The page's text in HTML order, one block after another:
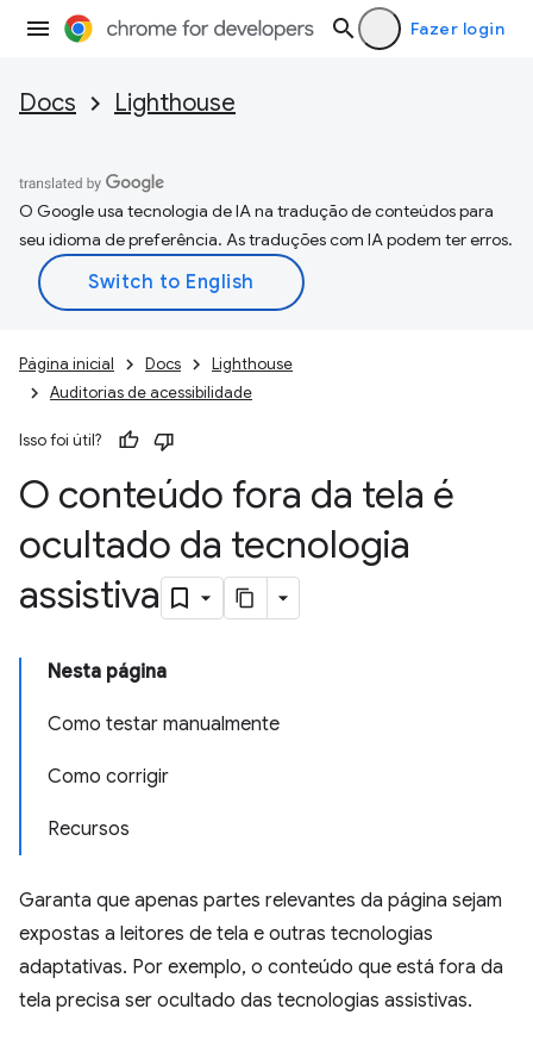
Fazer login
Docs Lighthouse
O Google usa tecnologia de IA na tradução de conteúdos para
seu idioma de preferência. As traduções com IA podem ter erros.
Página inicial Docs
Lighthouse
Auditorias de acessibilidade
Isso foi útil?
O conteúdo fora da tela é
ocultado da tecnologia
assistiva
Nesta página
Como testar manualmente
Como corrigir
Recursos
Garanta que apenas partes relevantes da página sejam
expostas a leitores de tela e outras tecnologias
adaptativas. Por exemplo, o conteúdo que está fora da
tela precisa ser ocultado das tecnologias assistivas.